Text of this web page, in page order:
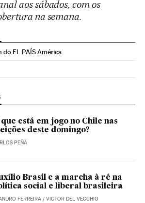
aos sábados, com os
na semana.
do EL PAÍS América
en Twitter
Brasil en Instagram
País Brasil en Facebook
que está em jogo no Chile nas
deste domingo?
PEÑA
Brasil e a marcha à ré na
social e liberal brasileira
FERREIRA / VICTOR DEL VECCHIO